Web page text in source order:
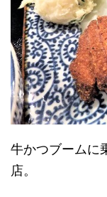
牛かつブームに
店。